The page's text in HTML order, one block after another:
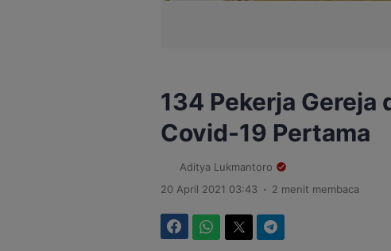
134 Pekerja Gereja
Covid-19 Pertama
Aditya Lukmantoro
20 April 2021 03:43 . 2 menit membaca